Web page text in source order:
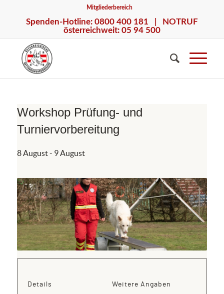
Mitgliederbereich
Spenden-Hotline: 0800 400 181 | NOTRUF
österreichweit: 05 94 500
Workshop Prüfung- und
Turniervorbereitung
8 August- 9 August
Details
Weitere Angaben